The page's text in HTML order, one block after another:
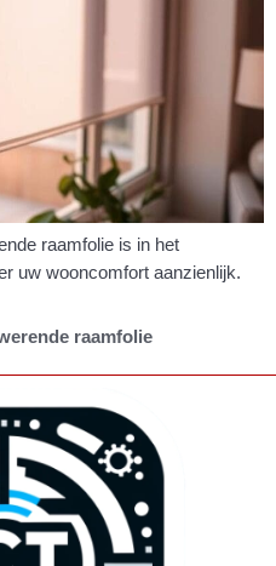
raamfolie is in het
uw wooncomfort aanzienlijk.
raamfolie